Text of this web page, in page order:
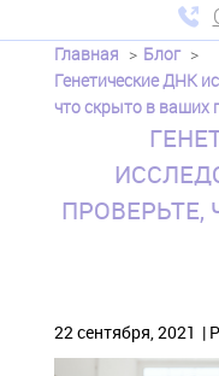
Главная
Блог
Генетические ДНК
что скрыто в ваших
22 сентября, 2021